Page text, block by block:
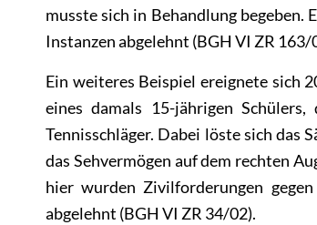
musste sich in Behandlung begeben.
Instanzen abgelehnt (BGH VI ZR 163/
Ein weiteres Beispiel ereignete sich
eines damals 15-jährigen
Tennisschläger. Dabei löste sich
das Sehvermögen auf dem rechten
hier wurden Zivilforderungen
abgelehnt (BGH VI ZR 34/02).